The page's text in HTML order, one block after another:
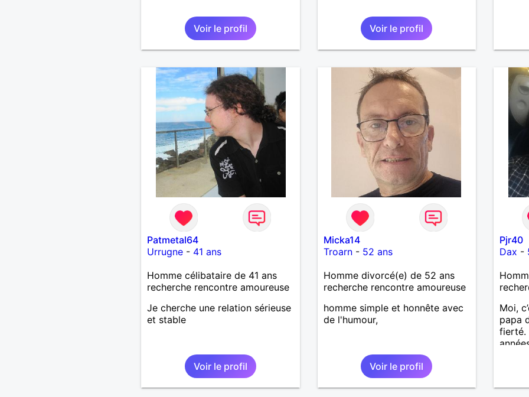
Voir le profil Voir le profil
Patmetal64
Urrugne- 41 ans
Homme célibataire de 41 ans
recherche rencontre amoureuse
Je cherche une relation sérieuse
et stable
Voir le profil
Micka14
Troarn- 52 ans
Homme divorcé(e) de 52 ans
recherche rencontre amoureuse
homme simple et honnête avec
de l'humour,
Voir le profil
Pjr40
Dax -
Moi,
papa
fierté.
le